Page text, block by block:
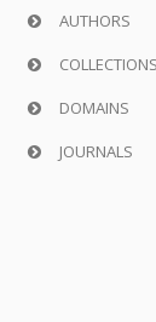
AUTHORS
COLLECTIONS
DOMAINS
JOURNALS